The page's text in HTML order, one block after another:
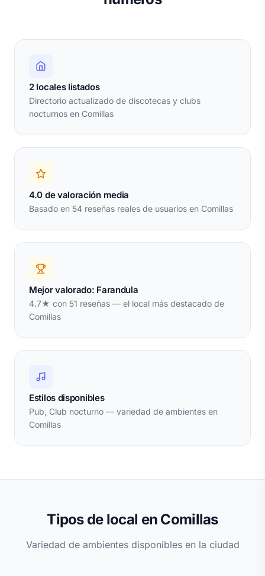
2 locales listados
Directorio actualizado de discotecas y clubs
nocturnos en Comillas
4.0 de valoración media
Basado en 54 reseñas reales de usuarios en Comillas
Mejor valorado: Farandula
4.7★ con 51 reseñas — el local más destacado de
Comillas
Estilos disponibles
Pub, Club nocturno — variedad de ambientes en
Comillas
Tipos de local en Comillas
Variedad de ambientes disponibles en la ciudad